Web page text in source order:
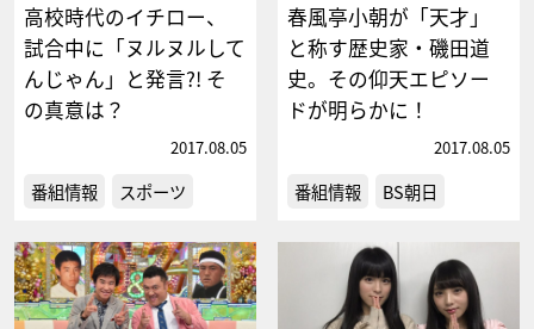
高校時代のイチロー、
試合中に「ヌルヌルして
んじゃん」と発言?! そ
の真意は？
2017.08.05
番組情報 スポーツ
春風亭小朝が「天才」
と称す歴史家・磯田道
史。その仰天エピソー
ドが明らかに！
2017.08.05
番組情報 BS朝日